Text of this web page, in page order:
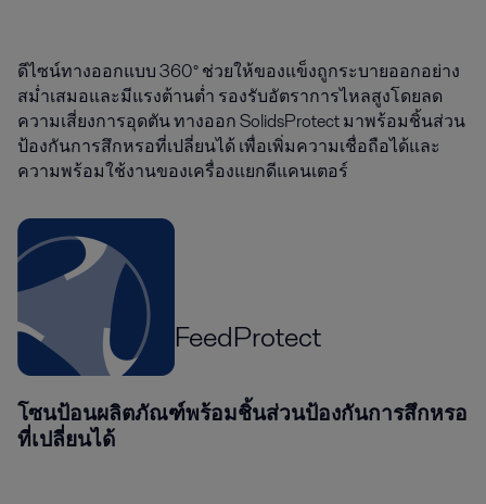
ดีไซน์ทางออกแบบ 360° ช่วยให้ของแข็งถูกระบายออกอย่าง
สม่ำเสมอและมีแรงต้านต่ำ รองรับอัตราการไหลสูงโดยลด
ความเสี่ยงการอุดตัน ทางออก SolidsProtect มาพร้อมชิ้นส่วน
ป้องกันการสึกหรอที่เปลี่ยนได้ เพื่อเพิ่มความเชื่อถือได้และ
ความพร้อมใช้งานของเครื่องแยกดีแคนเตอร์
FeedProtect
โซนป้อนผลิตภัณฑ์พร้อมชิ้นส่วนป้องกันการสึกหรอ
ที่เปลี่ยนได้